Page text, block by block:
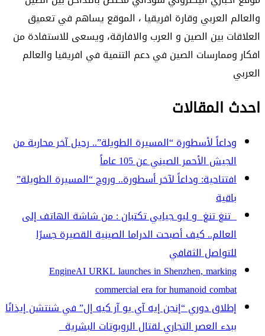
والعالم العربي وقارة افريقيا ، الموقع يساهم في تعميق
العلاقات بين الصين و العرب والافارقة، ويسعى للاستفادة من
افكار وممارسات الصين في دعم التنمية في افريقيا والعالم
العربي
احدث المقالات
وداعاً لأسطورة “المسيرة الطويلة”.. رحيل آخر محاربة من
الجيش الأحمر الصيني عن 105 عاماً
افتتاحية: وداعاً لآخر أسطورة.. وروح “المسيرة الطويلة”
باقية
تنغ تنغ و ليو جيايي تكتبان : من شاشة الهاتف إلى
العالم.. كيف أصبحت الدراما الصينية القصيرة جسرًا
للتواصل الثقافي
EngineAI URKL launches in Shenzhen, marking
commercial era for humanoid combat
إطلاق دوري “إنجن إيه آي يو آر كيه إل” في شنتشن إيذانًا
ببدء العصر التجاري لقتال الروبوتات البشرية